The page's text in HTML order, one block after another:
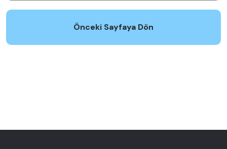
Önceki Sayfaya Dön